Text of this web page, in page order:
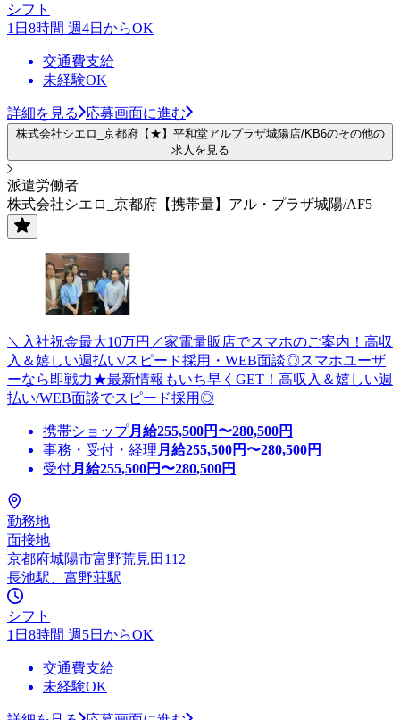
シフト
1日8時間 週4日からOK
交通費支給
未経験OK
詳細を見る 応募画面に進む
株式会社シエロ_京都府【★】平和堂アルプラザ城陽店/KB6のその他の
求人を見る
派遣労働者
株式会社シエロ_京都府【携帯量】アル・プラザ城陽/AF5
＼入社祝金最大10万円／家電量販店でスマホのご案内！高収
入＆嬉しい週払い/スピード採用・WEB面談◎スマホユーザ
ーなら即戦力★最新情報もいち早くGET！高収入＆嬉しい週
払い/WEB面談でスピード採用◎
携帯ショップ月給255,500円〜280,500円
事務・受付・経理 月給255,500円〜280,500円
受付月給255,500円〜280,500円
勤務地
面接地
京都府城陽市富野荒見田112
長池駅、富野荘駅
シフト
1日8時間 週5日からOK
交通費支給
未経験OK